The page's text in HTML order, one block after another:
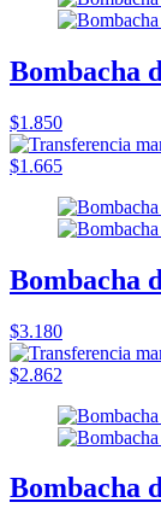
Bombacha
$1.850
$1.665
Bombacha
$3.180
$2.862
Bombacha